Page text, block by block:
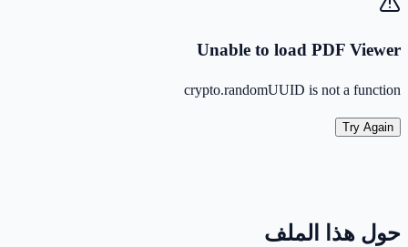
Unable to load PDF Viewer
crypto.randomUUID is not a function
Try Again
حول هذا الملف